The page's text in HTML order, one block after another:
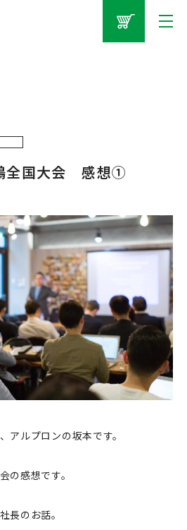
全国大会 感想①
アルプロンの坂本です。
の感想です。
長のお話。